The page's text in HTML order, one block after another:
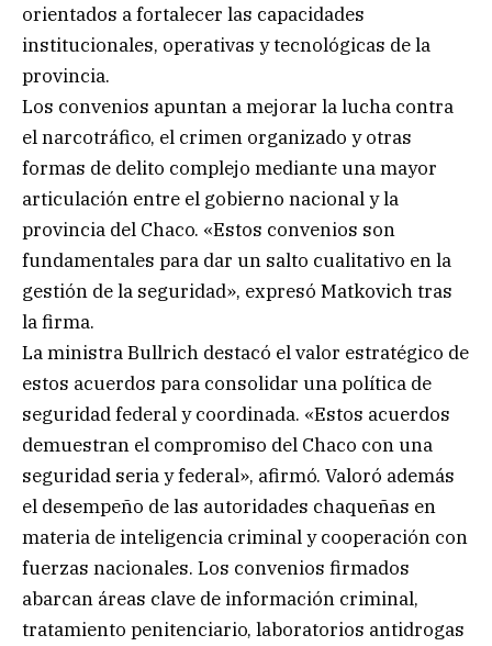
orientados a fortalecer las capacidades
institucionales, operativas y tecnológicas de la
provincia.
Los convenios apuntan a mejorar la lucha contra
el narcotráfico, el crimen organizado y otras
formas de delito complejo mediante una mayor
articulación entre el gobierno nacional y la
provincia del Chaco. «Estos convenios son
fundamentales para dar un salto cualitativo en la
gestión de la seguridad», expresó Matkovich tras
la firma.
La ministra Bullrich destacó el valor estratégico de
estos acuerdos para consolidar una política de
seguridad federal y coordinada. «Estos acuerdos
demuestran el compromiso del Chaco con una
seguridad seria y federal», afirmó. Valoró además
el desempeño de las autoridades chaqueñas en
materia de inteligencia criminal y cooperación con
fuerzas nacionales. Los convenios firmados
abarcan áreas clave de información criminal,
tratamiento penitenciario, laboratorios antidrogas